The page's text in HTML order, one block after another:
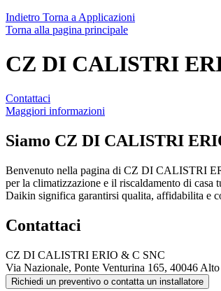
Indietro Torna a Applicazioni
Torna alla pagina principale
CZ DI CALISTRI
Contattaci
Maggiori informazioni
Siamo CZ DI CALISTRI
Benvenuto nella pagina di CZ DI CALISTRI
per la climatizzazione e il riscaldamento di
Daikin significa garantirsi qualita, affidabilita e
Contattaci
CZ DI CALISTRI ERIO & C SNC
Via Nazionale, Ponte Venturina 165, 40046
Richiedi un preventivo o contatta un installatore